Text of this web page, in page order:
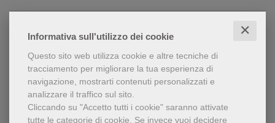
Informativa sull'utilizzo dei cookie ✕
Questo sito web utilizza cookie e altre tecniche di
tracciamento per migliorare la tua esperienza di
navigazione, mostrarti contenuti personalizzati e
analizzare il traffico sul sito.
Cliccando su "Accetto tutti i cookie" saranno attivate
tutte le categorie di cookie. Se invece vuoi decidere
ANDREA TONIOLO, preside della Facoltà Teologica del Triveneto e
docente di teologia fondamentale presso la stessa facoltà. ROBERTO
TOMMASI, direttore del ciclo di specializzazione della Facoltà Teologica
del Triveneto e docente di filosofia presso la stessa facoltà.